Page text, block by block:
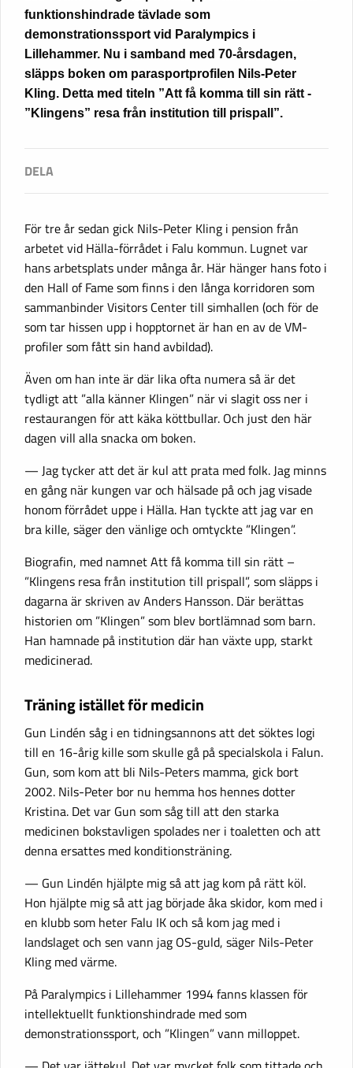
funktionshindrade tävlade som
demonstrationssport vid Paralympics i
Lillehammer. Nu i samband med 70-årsdagen,
släpps boken om parasportprofilen Nils-Peter
Kling. Detta med titeln ”Att få komma till sin rätt -
”Klingens” resa från institution till prispall”.
För tre år sedan gick Nils-Peter Kling i pension från
arbetet vid Hälla-förrådet i Falu kommun. Lugnet var
hans arbetsplats under många år. Här hänger hans foto i
den Hall of Fame som finns i den långa korridoren som
sammanbinder Visitors Center till simhallen (och för de
som tar hissen upp i hopptornet är han en av de VM-
profiler som fått sin hand avbildad).
Även om han inte är där lika ofta numera så är det
tydligt att ”alla känner Klingen” när vi slagit oss ner i
restaurangen för att käka köttbullar. Och just den här
dagen vill alla snacka om boken.
— Jag tycker att det är kul att prata med folk. Jag minns
en gång när kungen var och hälsade på och jag visade
honom förrådet uppe i Hälla. Han tyckte att jag var en
bra kille, säger den vänlige och omtyckte ”Klingen”.
Biografin, med namnet Att få komma till sin rätt –
”Klingens resa från institution till prispall”, som släpps i
dagarna är skriven av Anders Hansson. Där berättas
historien om ”Klingen” som blev bortlämnad som barn.
Han hamnade på institution där han växte upp, starkt
medicinerad.
Träning istället för medicin
Gun Lindén såg i en tidningsannons att det söktes logi
till en 16-årig kille som skulle gå på specialskola i Falun.
Gun, som kom att bli Nils-Peters mamma, gick bort
2002. Nils-Peter bor nu hemma hos hennes dotter
Kristina. Det var Gun som såg till att den starka
medicinen bokstavligen spolades ner i toaletten och att
denna ersattes med konditionsträning.
— Gun Lindén hjälpte mig så att jag kom på rätt köl.
Hon hjälpte mig så att jag började åka skidor, kom med i
en klubb som heter Falu IK och så kom jag med i
landslaget och sen vann jag OS-guld, säger Nils-Peter
Kling med värme.
På Paralympics i Lillehammer 1994 fanns klassen för
intellektuellt funktionshindrade med som
demonstrationssport, och ”Klingen” vann milloppet.